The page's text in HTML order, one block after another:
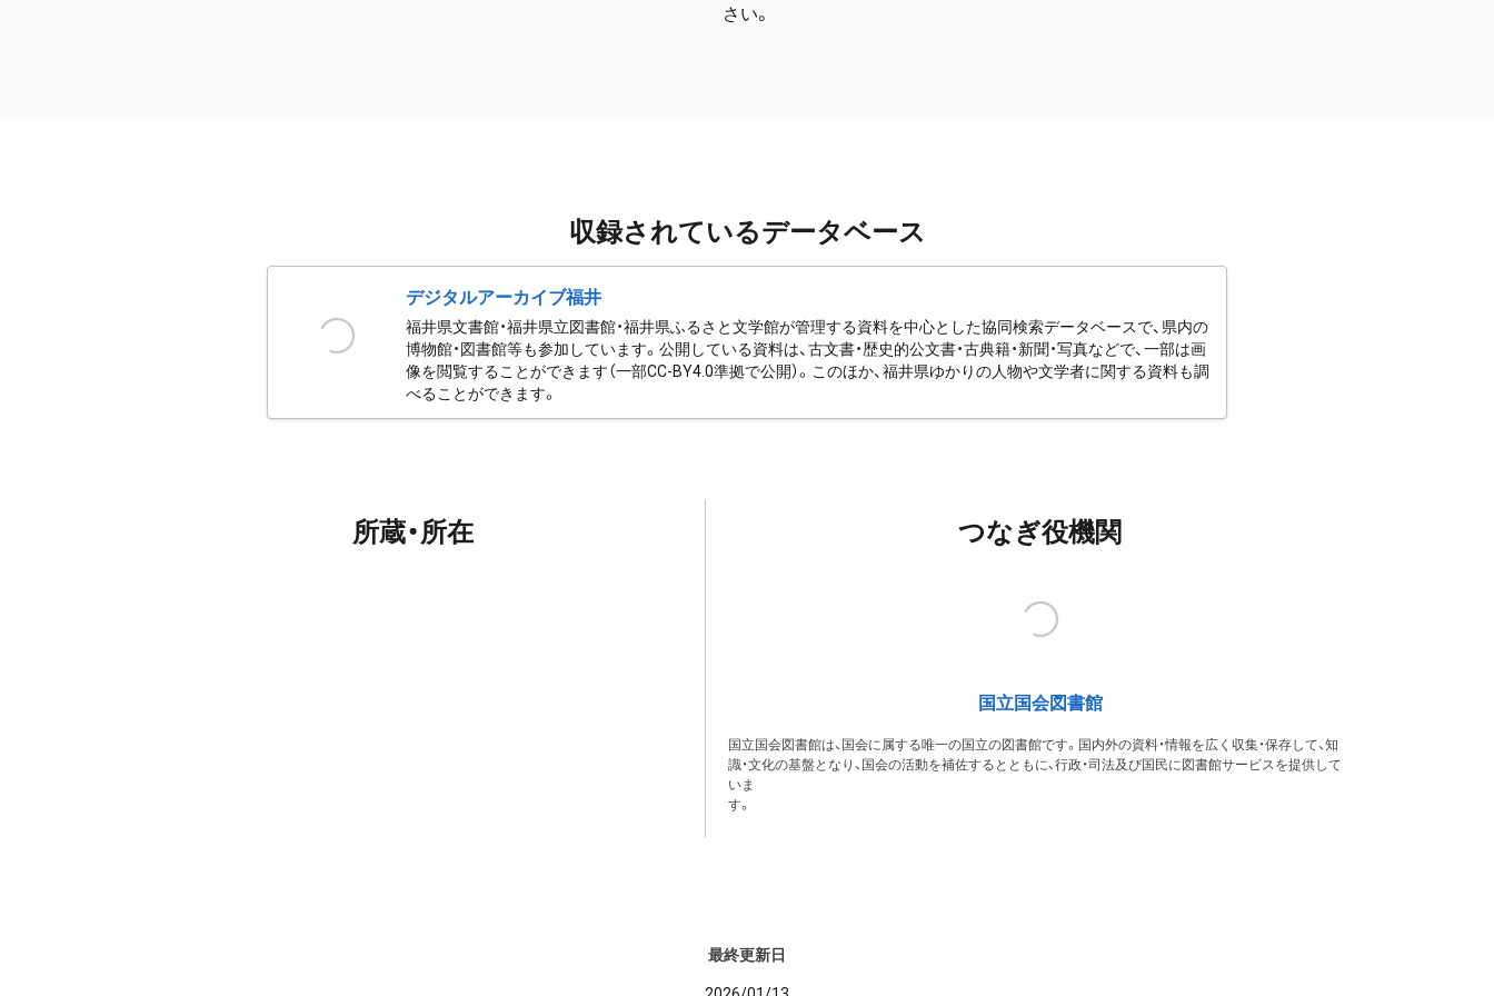
さい。
収録されているデータベース
デジタルアーカイブ福井
福井県文書館・福井県立図書館・福井県ふるさと文学館が管理する資料を中心とした協同検索データベースで、県内の
博物館・図書館等も参加しています。公開している資料は、古文書・歴史的公文書・古典籍・新聞・写真などで、一部は画
像を閲覧することができます（一部CC-BY4.0準拠で公開）。このほか、福井県ゆかりの人物や文学者に関する資料も調
べることができます。
所蔵・所在 つなぎ役機関
国立国会図書館
国立国会図書館は、国会に属する唯一の国立の図書館です。国内外の資料・情報を広く収集・保存して、知
識・文化の基盤となり、国会の活動を補佐するとともに、行政・司法及び国民に図書館サービスを提供して
いま
す。
最終更新日